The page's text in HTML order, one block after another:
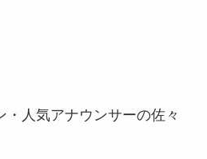
・人気アナウンサーの佐々